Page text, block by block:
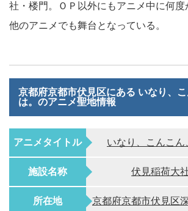
社・楼門。ＯＰ以外にもアニメ中に何度
他のアニメでも舞台となっている。
京都府京都市伏見区にある いなり、
は。のアニメ聖地情報
アニメタイトル いなり、こんこん
施設名称 伏見稲荷大
所在地 京都府京都市伏見区